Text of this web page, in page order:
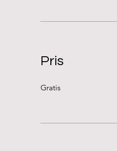
Pris
Gratis